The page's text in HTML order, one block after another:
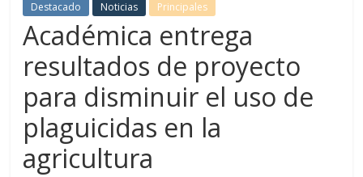
Destacado Noticias Principales
Académica entrega
resultados de proyecto
para disminuir el uso de
plaguicidas en la
agricultura